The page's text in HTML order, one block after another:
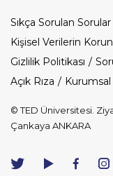
Dipnot
Sıkça Sorulan Sorular
Kişisel Verilerin
Gizlilik Politikası
Açık Rıza
© TED Üniversitesi.
Çankaya ANKARA
TED
TED
TED